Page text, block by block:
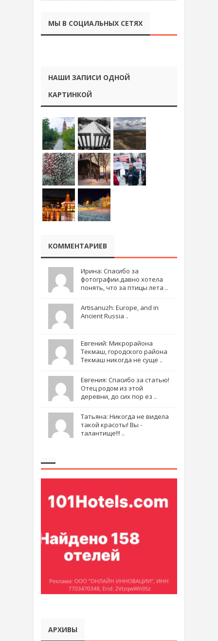
МЫ В СОЦИАЛЬНЫХ СЕТЯХ
НАШИ ЗАПИСИ ОДНОЙ
КАРТИНКОЙ
КОММЕНТАРИЕВ
Ирина: Спасибо за
фотографии.давно хотела
понять, что за птицы лета ..
Artisanuzh: Europe, and in
Ancient Russia ..
Евгений: Микрорайона
Текмаш, городского района
Текмаш никогда не суще ..
Евгения: Спасибо за статью!
Отец родом из этой
деревни, до сих пор ез ..
Татьяна: Никогда не видела
такой красоты! Вы -
талантище!!! ..
АРХИВЫ